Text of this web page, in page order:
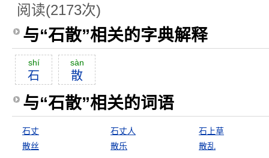
阅读(2173次)
与“石散”相关的字典解释
shí
石
sàn
散
与“石散”相关的词语
石丈 石丈人
石上草
散丝
散乐 散乱